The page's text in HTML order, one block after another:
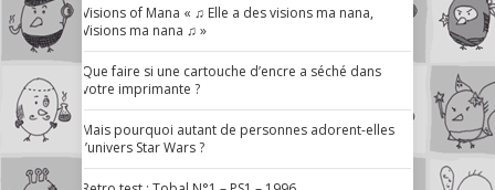
Visions of Mana « ♫ Elle a des visions ma nana,
Visions ma nana ♫ »
Que faire si une cartouche d’encre a séché dans
votre imprimante ?
Mais pourquoi autant de personnes adorent-elles
l’univers Star Wars ?